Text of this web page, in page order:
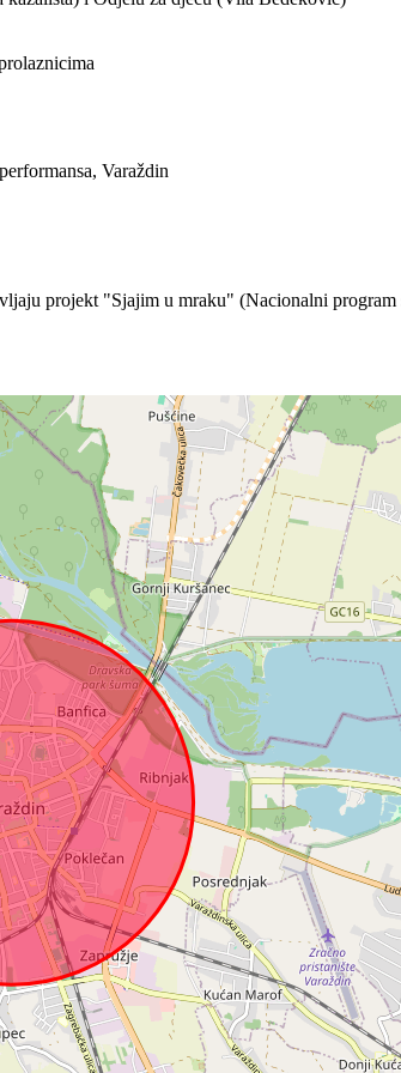
Varaždin
projekt "Sjajim u mraku" (Nacionalni